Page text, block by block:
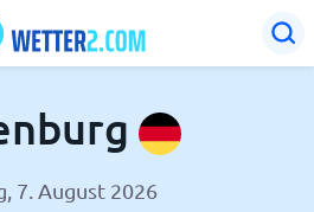
7. August 2026